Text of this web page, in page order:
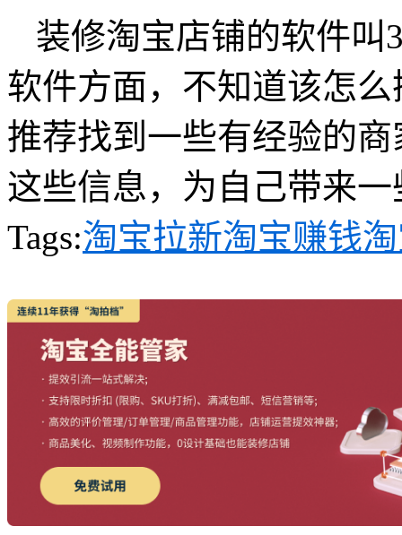
装修淘宝店铺的软件叫
软件方面，不知道该怎
推荐找到一些有经验的
这些信息，为自己带来
Tags:淘宝拉新淘宝赚钱